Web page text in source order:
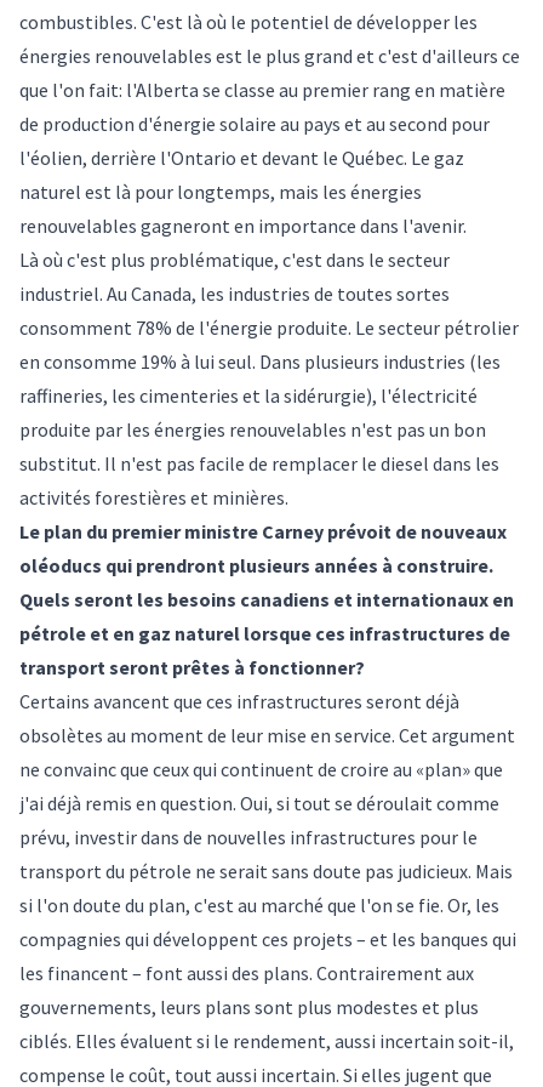
combustibles. C'est là où le potentiel de développer les
énergies renouvelables est le plus grand et c'est d'ailleurs ce
que l'on fait: l'Alberta se classe au premier rang en matière
de production d'énergie solaire au pays et au second pour
l'éolien, derrière l'Ontario et devant le Québec. Le gaz
naturel est là pour longtemps, mais les énergies
renouvelables gagneront en importance dans l'avenir.
Là où c'est plus problématique, c'est dans le secteur
industriel. Au Canada, les industries de toutes sortes
consomment 78% de l'énergie produite. Le secteur pétrolier
en consomme 19% à lui seul. Dans plusieurs industries (les
raffineries, les cimenteries et la sidérurgie), l'électricité
produite par les énergies renouvelables n'est pas un bon
substitut. Il n'est pas facile de remplacer le diesel dans les
activités forestières et minières.
Le plan du premier ministre Carney prévoit de nouveaux
oléoducs qui prendront plusieurs années à construire.
Quels seront les besoins canadiens et internationaux en
pétrole et en gaz naturel lorsque ces infrastructures de
transport seront prêtes à fonctionner?
Certains avancent que ces infrastructures seront déjà
obsolètes au moment de leur mise en service. Cet argument
ne convainc que ceux qui continuent de croire au «plan» que
j'ai déjà remis en question. Oui, si tout se déroulait comme
prévu, investir dans de nouvelles infrastructures pour le
transport du pétrole ne serait sans doute pas judicieux. Mais
si l'on doute du plan, c'est au marché que l'on se fie. Or, les
compagnies qui développent ces projets – et les banques qui
les financent – font aussi des plans. Contrairement aux
gouvernements, leurs plans sont plus modestes et plus
ciblés. Elles évaluent si le rendement, aussi incertain soit-il,
compense le coût, tout aussi incertain. Si elles jugent que